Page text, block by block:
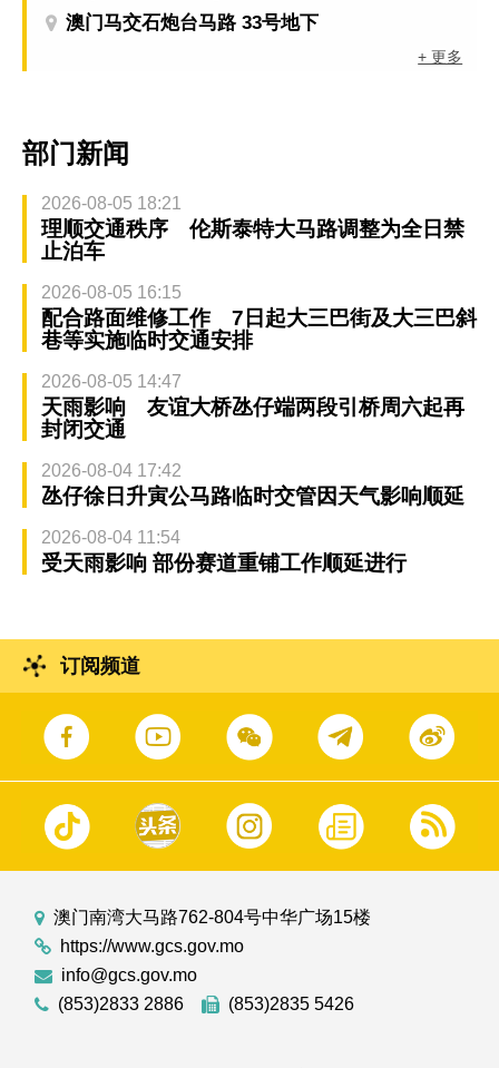
澳门马交石炮台马路 33号地下
+ 更多
部门新闻
2026-08-05 18:21
理顺交通秩序 伦斯泰特大马路调整为全日禁
止泊车
2026-08-05 16:15
配合路面维修工作 7日起大三巴街及大三巴斜
巷等实施临时交通安排
2026-08-05 14:47
天雨影响 友谊大桥氹仔端两段引桥周六起再
封闭交通
2026-08-04 17:42
氹仔徐日升寅公马路临时交管因天气影响顺延
2026-08-04 11:54
受天雨影响 部份赛道重铺工作顺延进行
订阅频道
澳门南湾大马路762-804号中华广场15楼
https://www.gcs.gov.mo
info@gcs.gov.mo
(853)2833 2886
(853)2835 5426